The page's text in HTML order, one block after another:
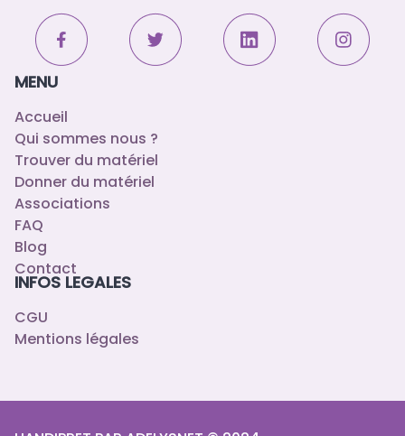
MENU
Accueil
Qui sommes nous ?
Trouver du matériel
Donner du matériel
Associations
FAQ
Blog
Contact
INFOS LEGALES
CGU
Mentions légales